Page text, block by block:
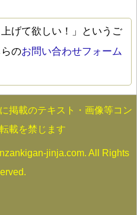
げて欲しい！」というご
のお問い合わせフォーム
掲載のテキスト・画像等コン
載を禁じます
jinja.com. All Rights